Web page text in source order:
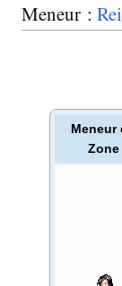
Meneur :
Meneur
Zone